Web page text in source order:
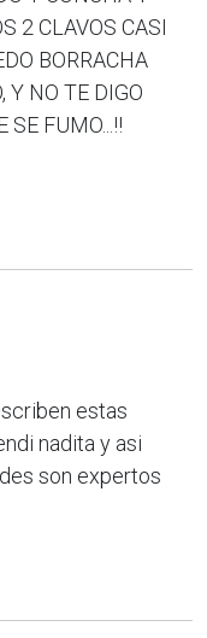
2 CLAVOS CASI
BORRACHA
Y NO TE DIGO
SE FUMO...!!
estas
nadita y asi
son expertos